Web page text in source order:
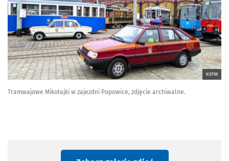
KSTM
Tramwajowe Mikołajki w zajezdni Popowice, zdjęcie archiwalne.